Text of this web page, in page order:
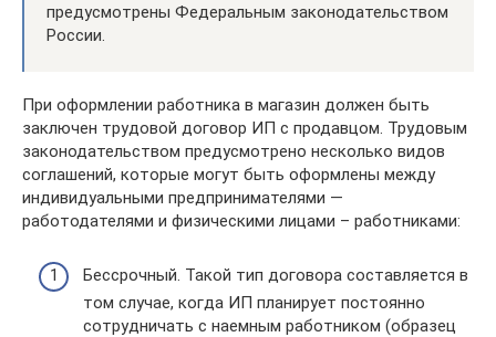
предусмотрены Федеральным законодательством
России.
При оформлении работника в магазин должен быть
заключен трудовой договор ИП с продавцом. Трудовым
законодательством предусмотрено несколько видов
соглашений, которые могут быть оформлены между
индивидуальными предпринимателями —
работодателями и физическими лицами – работниками:
Бессрочный. Такой тип договора составляется в
том случае, когда ИП планирует постоянно
сотрудничать с наемным работником (образец